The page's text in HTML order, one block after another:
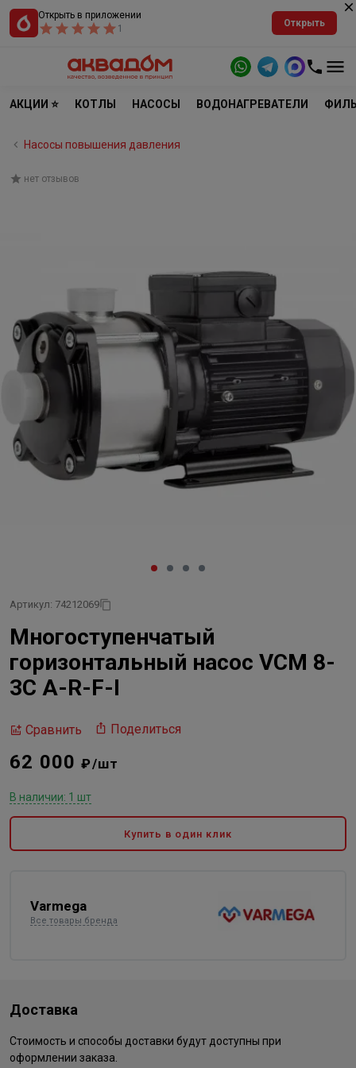
Открыть в приложении
1
Открыть
АКЦИИ ⭐ КОТЛЫ НАСОСЫ ВОДОНАГРЕВАТЕЛИ
Насосы повышения давления
нет отзывов
Артикул: 74212069
Многоступенчатый
горизонтальный насос VCM 8-
3C A-R-F-I
Сравнить Поделиться
62 000₽/шт
В наличии: 1 шт
Купить в один клик
Varmega
Все товары бренда
Доставка
Стоимость и способы доставки будут доступны при
оформлении заказа.